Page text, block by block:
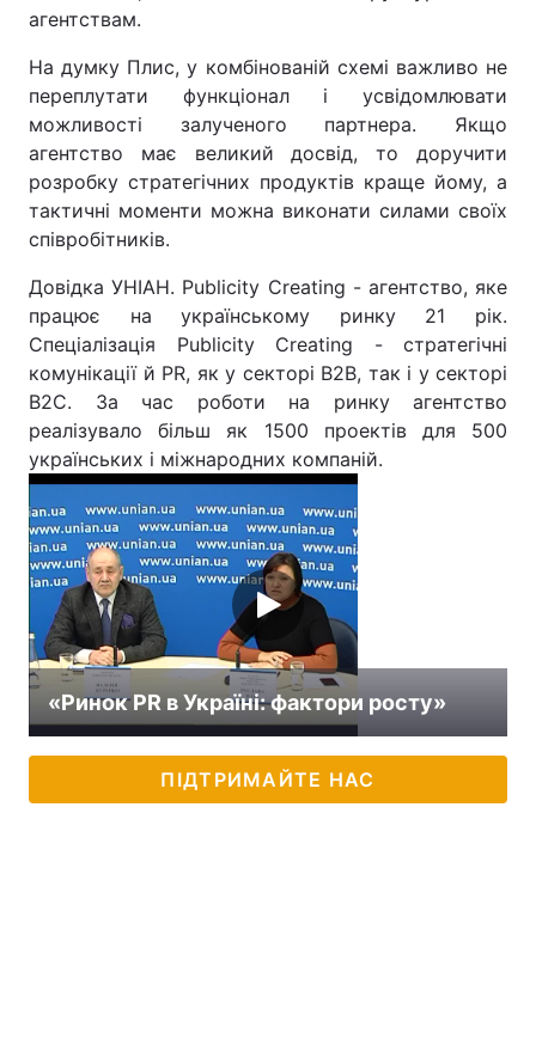
агентствам.
На думку Плис, у комбінованій схемі важливо не
переплутати функціонал і усвідомлювати
можливості залученого партнера. Якщо
агентство має великий досвід, то доручити
розробку стратегічних продуктів краще йому, а
тактичні моменти можна виконати силами своїх
співробітників.
Довідка УНІАН. Publicity Creating - агентство, яке
працює на українському ринку 21 рік.
Спеціалізація Publicity Creating - стратегічні
комунікації й PR, як у секторі В2В, так і у секторі
В2С. За час роботи на ринку агентство
реалізувало більш як 1500 проектів для 500
українських і міжнародних компаній.
«Ринок PR в Україні: фактори росту»
ПІДТРИМАЙТЕ НАС